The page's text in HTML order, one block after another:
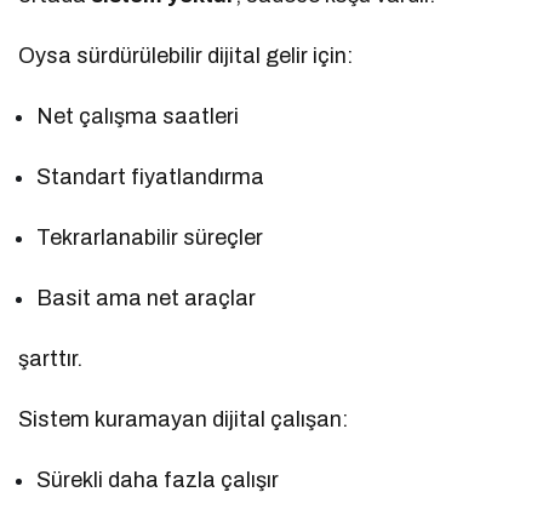
Oysa sürdürülebilir dijital gelir için:
Net çalışma saatleri
Standart fiyatlandırma
Tekrarlanabilir süreçler
Basit ama net araçlar
şarttır.
Sistem kuramayan dijital çalışan:
Sürekli daha fazla çalışır